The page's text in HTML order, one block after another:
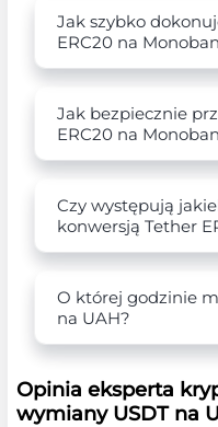
Jak szybko
ERC20 na
Jak bezpiecznie
ERC20 na
Czy występują
konwersją Tether
O której godzinie
na UAH?
Opinia eksperta
wymiany USDT na